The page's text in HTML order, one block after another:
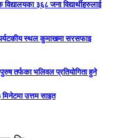
३६८ जना विद्यार्थीहरुलाई
स्थल कुमाखमा सरसफाइ
तर्फका भलिवल प्रतियोगिता हुने
उत्तम साइत